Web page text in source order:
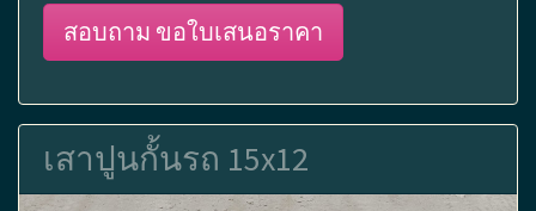
สอบถาม ขอใบเสนอราคา
เสาปูนกั้นรถ 15x12